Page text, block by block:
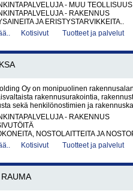
- MUU TEOLLISUUS
- RAKENNUS
JA ERISTYSTARVIKKEITA..
Kotisivut Tuotteet ja palvelut
Oy on monipuolinen
rakennusurakointia,
sekä henkilönostimien ja
- RAKENNUS
NOSTOLAITTEITA JA
Kotisivut Tuotteet ja palvelut
RAUMA